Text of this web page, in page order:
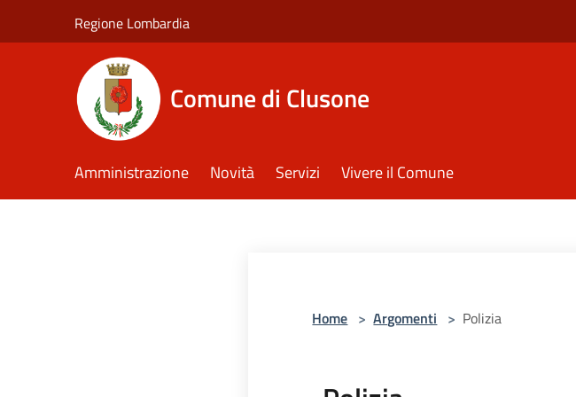
Regione Lombardia
Comune di Clusone
Amministrazione Novità Servizi Vivere il Comune
Home > Argomenti > Polizia